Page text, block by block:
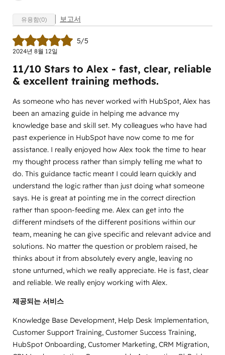
유용함(0) 보고서
5/5
2024년 8월 12일
11/10 Stars to Alex - fast, clear, reliable
& excellent training methods.
As someone who has never worked with HubSpot, Alex has
been an amazing guide in helping me advance my
knowledge base and skill set. My colleagues who have had
past experience in HubSpot have now come to me for
assistance. I really enjoyed how Alex took the time to hear
my thought process rather than simply telling me what to
do. This guidance tactic meant I could learn quickly and
understand the logic rather than just doing what someone
says. He is great at pointing me in the correct direction
rather than spoon-feeding me. Alex can get into the
different mindsets of the different positions within our
team, meaning he can give specific and relevant advice and
solutions. No matter the question or problem raised, he
thinks about it from absolutely every angle, leaving no
stone unturned, which we really appreciate. He is fast, clear
and reliable. We really enjoy working with Alex.
제공되는 서비스
Knowledge Base Development, Help Desk Implementation,
Customer Support Training, Customer Success Training,
HubSpot Onboarding, Customer Marketing, CRM Migration,